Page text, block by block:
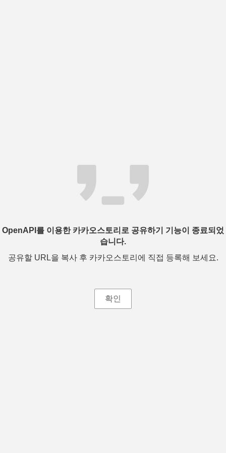
OpenAPI를 이용한 카카오스토리로 공유하기 기능이 종료되었
습니다.
공유할 URL을 복사 후 카카오스토리에 직접 등록해 보세요.
확인